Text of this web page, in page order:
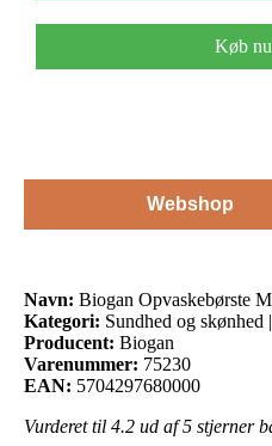
Køb
Webshop
Navn: Biogan Opvaskebørste
Kategori: Sundhed og skønhed
Producent: Biogan
Varenummer: 75230
EAN: 5704297680000
Vurderet til 4.2 ud af 5 stjerner